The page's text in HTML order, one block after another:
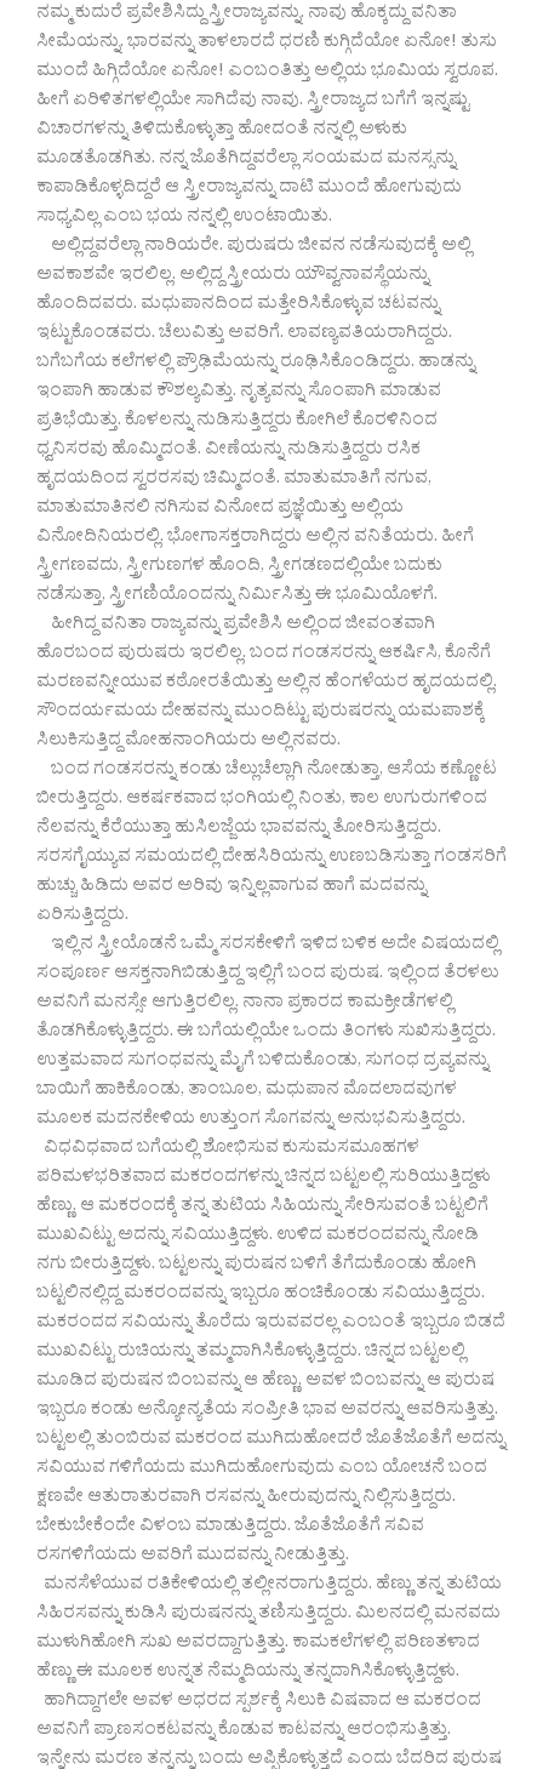
ನಮ್ಮ ಕುದುರೆ ಪ್ರವೇಶಿಸಿದ್ದು ಸ್ತ್ರೀರಾಜ್ಯವನ್ನು. ನಾವು ಹೊಕ್ಕದ್ದು ವನಿತಾ
ಸೀಮೆಯನ್ನು. ಭಾರವನ್ನು ತಾಳಲಾರದೆ ಧರಣಿ ಕುಗ್ಗಿದೆಯೋ ಏನೋ! ತುಸು
ಮುಂದೆ ಹಿಗ್ಗಿದೆಯೋ ಏನೋ! ಎಂಬಂತಿತ್ತು ಅಲ್ಲಿಯ ಭೂಮಿಯ ಸ್ವರೂಪ.
ಹೀಗೆ ಏರಿಳಿತಗಳಲ್ಲಿಯೇ ಸಾಗಿದೆವು ನಾವು. ಸ್ತ್ರೀರಾಜ್ಯದ ಬಗೆಗೆ ಇನ್ನಷ್ಟು
ವಿಚಾರಗಳನ್ನು ತಿಳಿದುಕೊಳ್ಳುತ್ತಾ ಹೋದಂತೆ ನನ್ನಲ್ಲಿ ಅಳುಕು
ಮೂಡತೊಡಗಿತು. ನನ್ನ ಜೊತೆಗಿದ್ದವರೆಲ್ಲಾ ಸಂಯಮದ ಮನಸ್ಸನ್ನು
ಕಾಪಾಡಿಕೊಳ್ಳದಿದ್ದರೆ ಆ ಸ್ತ್ರೀರಾಜ್ಯವನ್ನು ದಾಟಿ ಮುಂದೆ ಹೋಗುವುದು
ಸಾಧ್ಯವಿಲ್ಲ ಎಂಬ ಭಯ ನನ್ನಲ್ಲಿ ಉಂಟಾಯಿತು.
ಅಲ್ಲಿದ್ದವರೆಲ್ಲಾ ನಾರಿಯರೇ. ಪುರುಷರು ಜೀವನ ನಡೆಸುವುದಕ್ಕೆ ಅಲ್ಲಿ
ಅವಕಾಶವೇ ಇರಲಿಲ್ಲ. ಅಲ್ಲಿದ್ದ ಸ್ತ್ರೀಯರು ಯೌವ್ವನಾವಸ್ಥೆಯನ್ನು
ಹೊಂದಿದವರು. ಮಧುಪಾನದಿಂದ ಮತ್ತೇರಿಸಿಕೊಳ್ಳುವ ಚಟವನ್ನು
ಇಟ್ಟುಕೊಂಡವರು. ಚೆಲುವಿತ್ತು ಅವರಿಗೆ. ಲಾವಣ್ಯವತಿಯರಾಗಿದ್ದರು.
ಬಗೆಬಗೆಯ ಕಲೆಗಳಲ್ಲಿ ಪ್ರೌಢಿಮೆಯನ್ನು ರೂಢಿಸಿಕೊಂಡಿದ್ದರು. ಹಾಡನ್ನು
ಇಂಪಾಗಿ ಹಾಡುವ ಕೌಶಲ್ಯವಿತ್ತು. ನೃತ್ಯವನ್ನು ಸೊಂಪಾಗಿ ಮಾಡುವ
ಪ್ರತಿಭೆಯಿತ್ತು. ಕೊಳಲನ್ನು ನುಡಿಸುತ್ತಿದ್ದರು ಕೋಗಿಲೆ ಕೊರಳಿನಿಂದ
ಧ್ವನಿಸರವು ಹೊಮ್ಮಿದಂತೆ. ವೀಣೆಯನ್ನು ನುಡಿಸುತ್ತಿದ್ದರು ರಸಿಕ
ಹೃದಯದಿಂದ ಸ್ವರರಸವು ಚಿಮ್ಮಿದಂತೆ. ಮಾತುಮಾತಿಗೆ ನಗುವ,
ಮಾತುಮಾತಿನಲಿ ನಗಿಸುವ ವಿನೋದ ಪ್ರಜ್ಞೆಯಿತ್ತು ಅಲ್ಲಿಯ
ವಿನೋದಿನಿಯರಲ್ಲಿ. ಭೋಗಾಸಕ್ತರಾಗಿದ್ದರು ಅಲ್ಲಿನ ವನಿತೆಯರು. ಹೀಗೆ
ಸ್ತ್ರೀಗಣವದು, ಸ್ತ್ರೀಗುಣಗಳ ಹೊಂದಿ, ಸ್ತ್ರೀಗಡಣದಲ್ಲಿಯೇ ಬದುಕು
ನಡೆಸುತ್ತಾ, ಸ್ತ್ರೀಗಣಿಯೊಂದನ್ನು ನಿರ್ಮಿಸಿತ್ತು ಈ ಭೂಮಿಯೊಳಗೆ.
ಹೀಗಿದ್ದ ವನಿತಾ ರಾಜ್ಯವನ್ನು ಪ್ರವೇಶಿಸಿ ಅಲ್ಲಿಂದ ಜೀವಂತವಾಗಿ
ಹೊರಬಂದ ಪುರುಷರು ಇರಲಿಲ್ಲ. ಬಂದ ಗಂಡಸರನ್ನು ಆಕರ್ಷಿಸಿ, ಕೊನೆಗೆ
ಮರಣವನ್ನೀಯುವ ಕಠೋರತೆಯಿತ್ತು ಅಲ್ಲಿನ ಹೆಂಗಳೆಯರ ಹೃದಯದಲ್ಲಿ.
ಸೌಂದರ್ಯಮಯ ದೇಹವನ್ನು ಮುಂದಿಟ್ಟು ಪುರುಷರನ್ನು ಯಮಪಾಶಕ್ಕೆ
ಸಿಲುಕಿಸುತ್ತಿದ್ದ ಮೋಹನಾಂಗಿಯರು ಅಲ್ಲಿನವರು.
ಬಂದ ಗಂಡಸರನ್ನು ಕಂಡು ಚೆಲ್ಲುಚೆಲ್ಲಾಗಿ ನೋಡುತ್ತಾ, ಆಸೆಯ ಕಣ್ಣೋಟ
ಬೀರುತ್ತಿದ್ದರು. ಆಕರ್ಷಕವಾದ ಭಂಗಿಯಲ್ಲಿ ನಿಂತು, ಕಾಲ ಉಗುರುಗಳಿಂದ
ನೆಲವನ್ನು ಕೆರೆಯುತ್ತಾ ಹುಸಿಲಜ್ಜೆಯ ಭಾವವನ್ನು ತೋರಿಸುತ್ತಿದ್ದರು.
ಸರಸಗೈಯ್ಯುವ ಸಮಯದಲ್ಲಿ ದೇಹಸಿರಿಯನ್ನು ಉಣಬಡಿಸುತ್ತಾ ಗಂಡಸರಿಗೆ
ಹುಚ್ಚು ಹಿಡಿದು ಅವರ ಅರಿವು ಇನ್ನಿಲ್ಲವಾಗುವ ಹಾಗೆ ಮದವನ್ನು
ಏರಿಸುತ್ತಿದ್ದರು.
ಇಲ್ಲಿನ ಸ್ತ್ರೀಯೊಡನೆ ಒಮ್ಮೆ ಸರಸಕೇಳಿಗೆ ಇಳಿದ ಬಳಿಕ ಅದೇ ವಿಷಯದಲ್ಲಿ
ಸಂಪೂರ್ಣ ಆಸಕ್ತನಾಗಿಬಿಡುತ್ತಿದ್ದ ಇಲ್ಲಿಗೆ ಬಂದ ಪುರುಷ. ಇಲ್ಲಿಂದ ತೆರಳಲು
ಅವನಿಗೆ ಮನಸ್ಸೇ ಆಗುತ್ತಿರಲಿಲ್ಲ. ನಾನಾ ಪ್ರಕಾರದ ಕಾಮಕ್ರೀಡೆಗಳಲ್ಲಿ
ತೊಡಗಿಕೊಳ್ಳುತ್ತಿದ್ದರು. ಈ ಬಗೆಯಲ್ಲಿಯೇ ಒಂದು ತಿಂಗಳು ಸುಖಿಸುತ್ತಿದ್ದರು.
ಉತ್ತಮವಾದ ಸುಗಂಧವನ್ನು ಮೈಗೆ ಬಳಿದುಕೊಂಡು, ಸುಗಂಧ ದ್ರವ್ಯವನ್ನು
ಬಾಯಿಗೆ ಹಾಕಿಕೊಂಡು, ತಾಂಬೂಲ, ಮಧುಪಾನ ಮೊದಲಾದವುಗಳ
ಮೂಲಕ ಮದನಕೇಳಿಯ ಉತ್ತುಂಗ ಸೊಗವನ್ನು ಅನುಭವಿಸುತ್ತಿದ್ದರು.
ವಿಧವಿಧವಾದ ಬಗೆಯಲ್ಲಿ ಶೋಭಿಸುವ ಕುಸುಮಸಮೂಹಗಳ
ಪರಿಮಳಭರಿತವಾದ ಮಕರಂದಗಳನ್ನು ಚಿನ್ನದ ಬಟ್ಟಲಲ್ಲಿ ಸುರಿಯುತ್ತಿದ್ದಳು
ಹೆಣ್ಣು. ಆ ಮಕರಂದಕ್ಕೆ ತನ್ನ ತುಟಿಯ ಸಿಹಿಯನ್ನು ಸೇರಿಸುವಂತೆ ಬಟ್ಟಲಿಗೆ
ಮುಖವಿಟ್ಟು ಅದನ್ನು ಸವಿಯುತ್ತಿದ್ದಳು. ಉಳಿದ ಮಕರಂದವನ್ನು ನೋಡಿ
ನಗು ಬೀರುತ್ತಿದ್ದಳು. ಬಟ್ಟಲನ್ನು ಪುರುಷನ ಬಳಿಗೆ ತೆಗೆದುಕೊಂಡು ಹೋಗಿ
ಬಟ್ಟಲಿನಲ್ಲಿದ್ದ ಮಕರಂದವನ್ನು ಇಬ್ಬರೂ ಹಂಚಿಕೊಂಡು ಸವಿಯುತ್ತಿದ್ದರು.
ಮಕರಂದದ ಸವಿಯನ್ನು ತೊರೆದು ಇರುವವರಲ್ಲ ಎಂಬಂತೆ ಇಬ್ಬರೂ ಬಿಡದೆ
ಮುಖವಿಟ್ಟು ರುಚಿಯನ್ನು ತಮ್ಮದಾಗಿಸಿಕೊಳ್ಳುತ್ತಿದ್ದರು. ಚಿನ್ನದ ಬಟ್ಟಲಲ್ಲಿ
ಮೂಡಿದ ಪುರುಷನ ಬಿಂಬವನ್ನು ಆ ಹೆಣ್ಣು, ಅವಳ ಬಿಂಬವನ್ನು ಆ ಪುರುಷ
ಇಬ್ಬರೂ ಕಂಡು ಅನ್ಯೋನ್ಯತೆಯ ಸಂಪ್ರೀತಿ ಭಾವ ಅವರನ್ನು ಆವರಿಸುತ್ತಿತ್ತು.
ಬಟ್ಟಲಲ್ಲಿ ತುಂಬಿರುವ ಮಕರಂದ ಮುಗಿದುಹೋದರೆ ಜೊತೆಜೊತೆಗೆ ಅದನ್ನು
ಸವಿಯುವ ಗಳಿಗೆಯದು ಮುಗಿದುಹೋಗುವುದು ಎಂಬ ಯೋಚನೆ ಬಂದ
ಕ್ಷಣವೇ ಆತುರಾತುರವಾಗಿ ರಸವನ್ನು ಹೀರುವುದನ್ನು ನಿಲ್ಲಿಸುತ್ತಿದ್ದರು.
ಬೇಕುಬೇಕೆಂದೇ ವಿಳಂಬ ಮಾಡುತ್ತಿದ್ದರು. ಜೊತೆಜೊತೆಗೆ ಸವಿವ
ರಸಗಳಿಗೆಯದು ಅವರಿಗೆ ಮುದವನ್ನು ನೀಡುತ್ತಿತ್ತು.
ಮನಸೆಳೆಯುವ ರತಿಕೇಳಿಯಲ್ಲಿ ತಲ್ಲೀನರಾಗುತ್ತಿದ್ದರು. ಹೆಣ್ಣು ತನ್ನ ತುಟಿಯ
ಸಿಹಿರಸವನ್ನು ಕುಡಿಸಿ ಪುರುಷನನ್ನು ತಣಿಸುತ್ತಿದ್ದರು. ಮಿಲನದಲ್ಲಿ ಮನವದು
ಮುಳುಗಿಹೋಗಿ ಸುಖ ಅವರದ್ದಾಗುತ್ತಿತ್ತು. ಕಾಮಕಲೆಗಳಲ್ಲಿ ಪರಿಣತಳಾದ
ಹೆಣ್ಣು ಈ ಮೂಲಕ ಉನ್ನತ ನೆಮ್ಮದಿಯನ್ನು ತನ್ನದಾಗಿಸಿಕೊಳ್ಳುತ್ತಿದ್ದಳು.
ಹಾಗಿದ್ದಾಗಲೇ ಅವಳ ಅಧರದ ಸ್ಪರ್ಶಕ್ಕೆ ಸಿಲುಕಿ ವಿಷವಾದ ಆ ಮಕರಂದ
ಅವನಿಗೆ ಪ್ರಾಣಸಂಕಟವನ್ನು ಕೊಡುವ ಕಾಟವನ್ನು ಆರಂಭಿಸುತ್ತಿತ್ತು.
ಇನ್ನೇನು ಮರಣ ತನ್ನನ್ನು ಬಂದು ಅಪ್ಪಿಕೊಳ್ಳುತ್ತದೆ ಎಂದು ಬೆದರಿದ ಪುರುಷ